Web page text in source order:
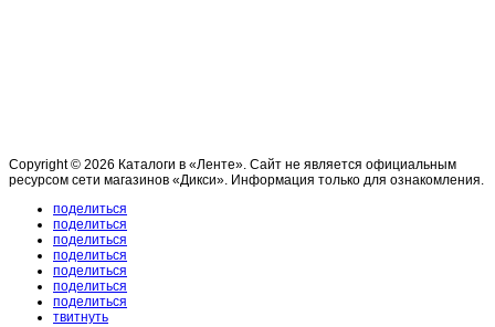
Copyright © 2026 Каталоги в «Ленте». Сайт не является официальным
ресурсом сети магазинов «Дикси». Информация только для ознакомления.
поделиться
поделиться
поделиться
поделиться
поделиться
поделиться
поделиться
твитнуть